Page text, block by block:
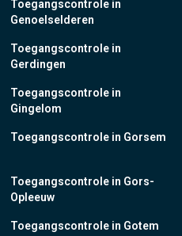
Toegangscontrole in
Genoelselderen
Toegangscontrole in
Gerdingen
Toegangscontrole in
Gingelom
Toegangscontrole in Gorsem
Toegangscontrole in Gors-
Opleeuw
Toegangscontrole in Gotem